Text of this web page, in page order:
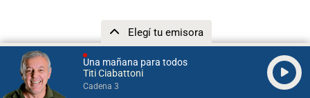
Una mañana para todos
Titi Ciabattoni
Cadena 3
Elegí tu emisora